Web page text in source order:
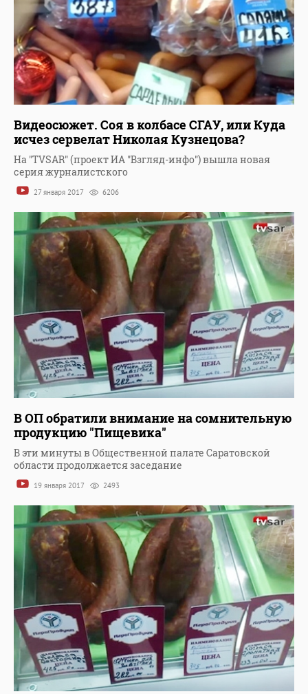
Видеосюжет. Соя в колбасе СГАУ, или Куда
исчез сервелат Николая Кузнецова?
На "TVSAR" (проект ИА "Взгляд-инфо") вышла новая
серия журналистского
27 января 2017 6206
В ОП обратили внимание на сомнительную
продукцию "Пищевика"
В эти минуты в Общественной палате Саратовской
области продолжается заседание
19 января 2017 2493